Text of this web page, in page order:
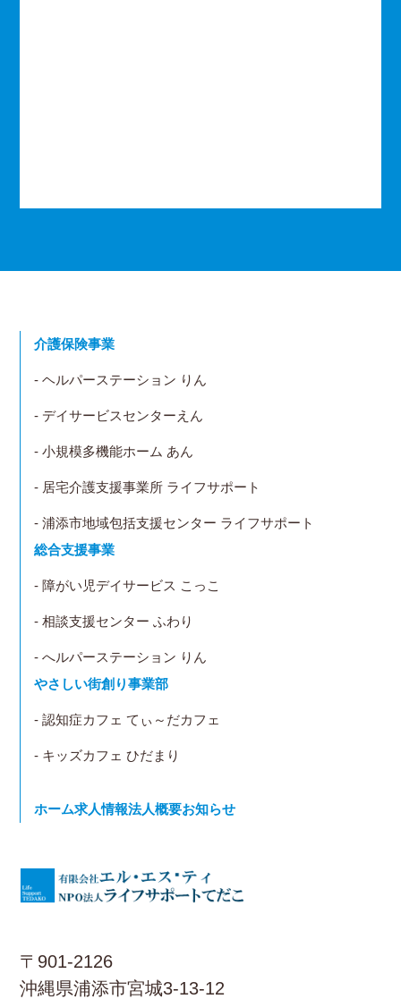
〒901-2126
沖縄県浦添市宮城3-13-12
介護保険事業
- ヘルパーステーション りん
- デイサービスセンターえん
- 小規模多機能ホーム あん
- 居宅介護支援事業所 ライフサポート
- 浦添市地域包括支援センター ライフサポート
総合支援事業
- 障がい児デイサービス こっこ
- 相談支援センター ふわり
- へルパーステーション りん
やさしい街創り事業部
- 認知症カフェ てぃ～だカフェ
- キッズカフェ ひだまり
ホーム求人情報法人概要お知らせ